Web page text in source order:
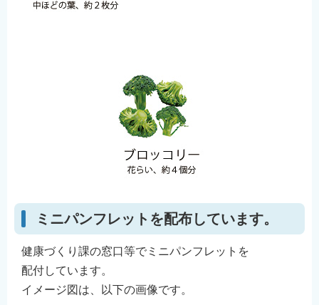
ミニパンフレットを配布しています。
健康づくり課の窓口等でミニパンフレットを
配付しています。
イメージ図は、以下の画像です。